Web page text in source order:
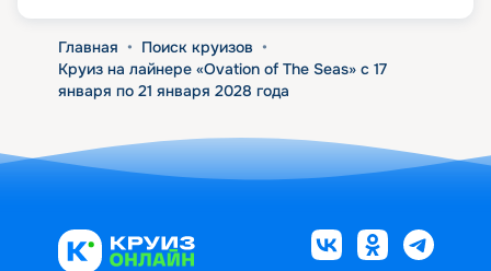
Главная • Поиск круизов •
Круиз на лайнере «Ovation of The Seas» с 17
января по 21 января 2028 года